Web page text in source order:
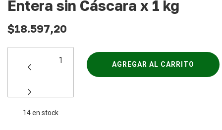
Entera sin Cáscara x 1 kg
$18.597,20
14en stock